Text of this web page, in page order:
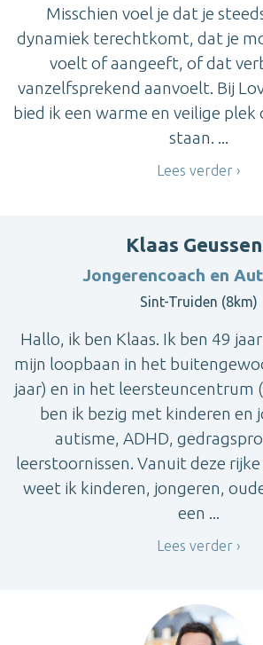
Misschien voel je dat je
dynamiek terechtkomt, dat je
voelt of aangeeft, of dat
vanzelfsprekend aanvoelt. Bij
bied ik een warme en veilige
staan. ...
Lees verder
Klaas
Jongerencoach en
Sint-Truiden (8km)
Hallo, ik ben Klaas. Ik ben 49
mijn loopbaan in het
jaar) en in het leersteuncentrum
ben ik bezig met kinderen en
autisme, ADHD,
leerstoornissen. Vanuit deze
weet ik kinderen, jongeren,
een ...
Lees verder